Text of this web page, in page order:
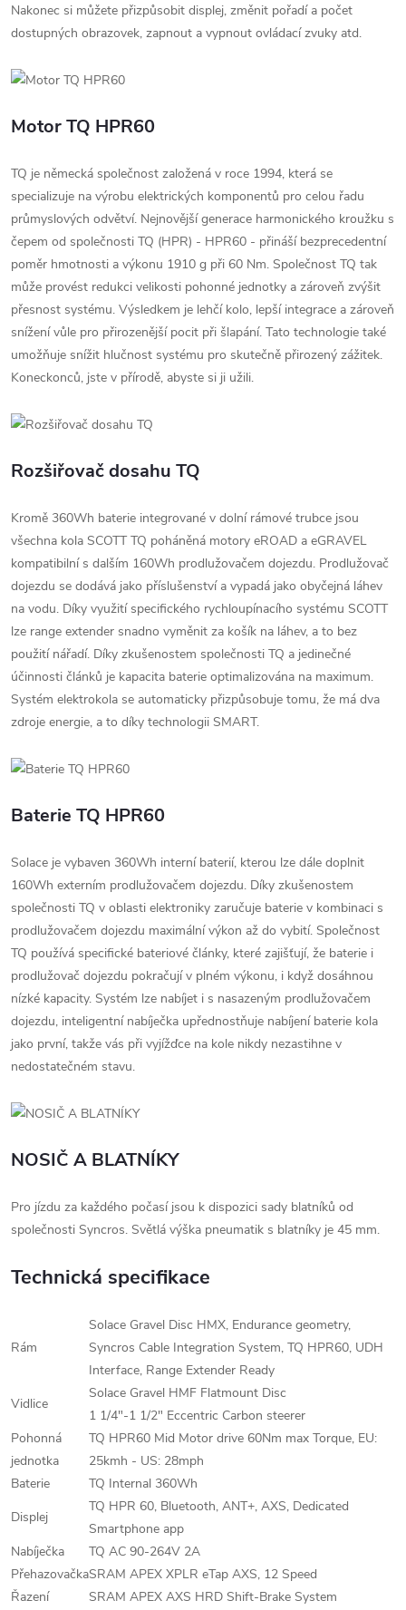
Nakonec si můžete přizpůsobit displej, změnit pořadí a počet
dostupných obrazovek, zapnout a vypnout ovládací zvuky atd.
Motor TQ HPR60
TQ je německá společnost založená v roce 1994, která se
specializuje na výrobu elektrických komponentů pro celou řadu
průmyslových odvětví. Nejnovější generace harmonického kroužku s
čepem od společnosti TQ (HPR) - HPR60 - přináší bezprecedentní
poměr hmotnosti a výkonu 1910 g při 60 Nm. Společnost TQ tak
může provést redukci velikosti pohonné jednotky a zároveň zvýšit
přesnost systému. Výsledkem je lehčí kolo, lepší integrace a zároveň
snížení vůle pro přirozenější pocit při šlapání. Tato technologie také
umožňuje snížit hlučnost systému pro skutečně přirozený zážitek.
Koneckonců, jste v přírodě, abyste si ji užili.
Rozšiřovač dosahu TQ
Kromě 360Wh baterie integrované v dolní rámové trubce jsou
všechna kola SCOTT TQ poháněná motory eROAD a eGRAVEL
kompatibilní s dalším 160Wh prodlužovačem dojezdu. Prodlužovač
dojezdu se dodává jako příslušenství a vypadá jako obyčejná láhev
na vodu. Díky využití specifického rychloupínacího systému SCOTT
lze range extender snadno vyměnit za košík na láhev, a to bez
použití nářadí. Díky zkušenostem společnosti TQ a jedinečné
účinnosti článků je kapacita baterie optimalizována na maximum.
Systém elektrokola se automaticky přizpůsobuje tomu, že má dva
zdroje energie, a to díky technologii SMART.
Baterie TQ HPR60
Solace je vybaven 360Wh interní baterií, kterou lze dále doplnit
160Wh externím prodlužovačem dojezdu. Díky zkušenostem
společnosti TQ v oblasti elektroniky zaručuje baterie v kombinaci s
prodlužovačem dojezdu maximální výkon až do vybití. Společnost
TQ používá specifické bateriové články, které zajišťují, že baterie i
prodlužovač dojezdu pokračují v plném výkonu, i když dosáhnou
nízké kapacity. Systém lze nabíjet i s nasazeným prodlužovačem
dojezdu, inteligentní nabíječka upřednostňuje nabíjení baterie kola
jako první, takže vás při vyjížďce na kole nikdy nezastihne v
nedostatečném stavu.
NOSIČ A BLATNÍKY
Pro jízdu za každého počasí jsou k dispozici sady blatníků od
společnosti Syncros. Světlá výška pneumatik s blatníky je 45 mm.
Technická specifikace
Rám
Solace Gravel Disc HMX, Endurance geometry,
Syncros Cable Integration System, TQ HPR60, UDH
Interface, Range Extender Ready
Vidlice
Solace Gravel HMF Flatmount Disc
1 1/4"-1 1/2" Eccentric Carbon steerer
Pohonná
jednotka
TQ HPR60 Mid Motor drive 60Nm max Torque, EU:
25kmh - US: 28mph
Baterie
TQ Internal 360Wh
Displej
TQ HPR 60, Bluetooth, ANT+, AXS, Dedicated
Smartphone app
Nabíječka
TQ AC 90-264V 2A
PřehazovačkaSRAM APEX XPLR eTap AXS, 12 Speed
Řazení
SRAM APEX AXS HRD Shift-Brake System